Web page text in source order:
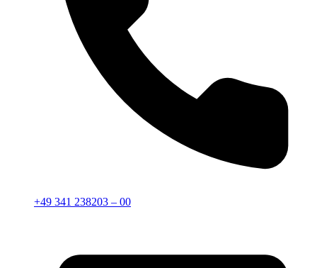
+49 341 238203 – 00